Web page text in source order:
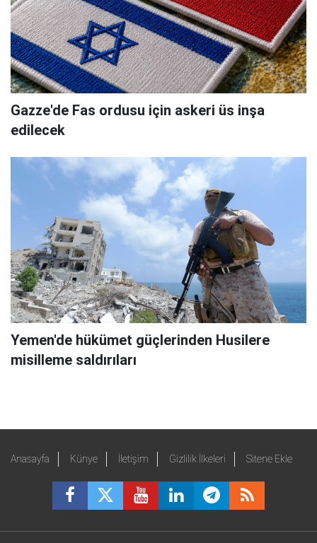
Gazze'de Fas ordusu için askeri üs inşa
edilecek
Yemen'de hükümet güçlerinden Husilere
misilleme saldırıları
Anasayfa Künye İletişim Gizlilik İlkeleri Sitene Ekle